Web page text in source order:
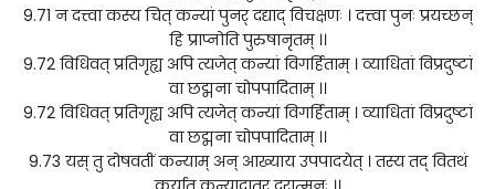
9.71 न दत्त्वा कस्य चित् कन्यां पुनर् दद्याद् विचक्षणः । दत्त्वा पुनः प्रयच्छन्
हि प्राप्नोति पुरुषानृतम् ।।
9.72 विधिवत् प्रतिगृह्य अपि त्यजेत् कन्यां विगर्हिताम् । व्याधितां विप्रदुष्टां
वा छद्मना चोपपादिताम् ।।
9.72 विधिवत् प्रतिगृह्य अपि त्यजेत् कन्यां विगर्हिताम् । व्याधितां विप्रदुष्टां
वा छद्मना चोपपादिताम् ।।
9.73 यस् तु दोषवतीं कन्याम् अन् आख्याय उपपादयेत् । तस्य तद् वितथं